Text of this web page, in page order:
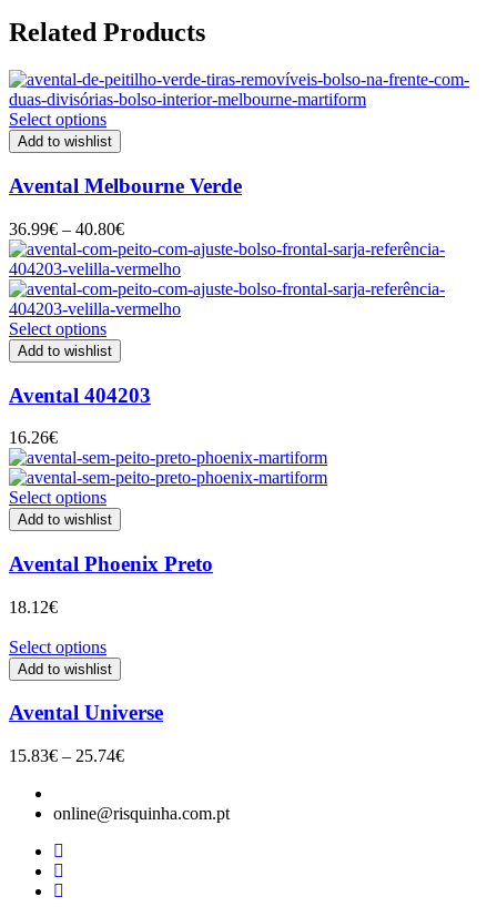
Related Products
Select options
Add to wishlist
Avental Melbourne Verde
36.99€ – 40.80€Price
range:
36.99€
through
40.80€
Select options
Add to wishlist
Avental 404203
16.26€
Select options
Add to wishlist
Avental Phoenix Preto
18.12€
Select options
Add to wishlist
Avental Universe
15.83€ – 25.74€Price
through
online@risquinha.com.pt